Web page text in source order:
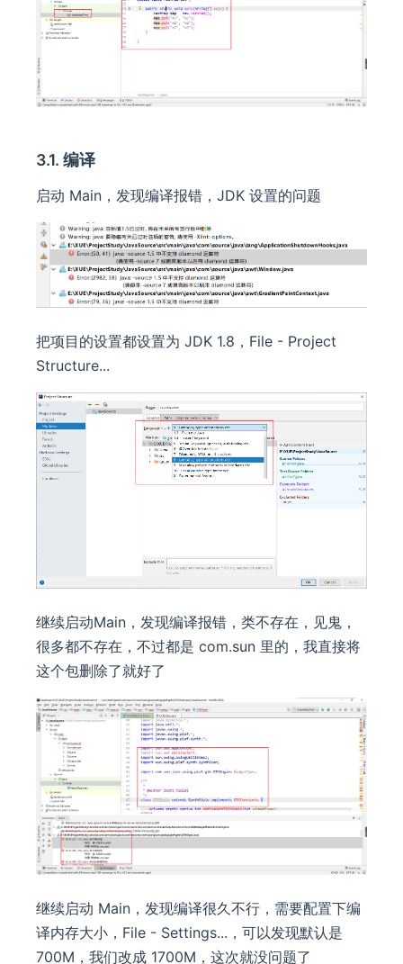
3.1. 编译
启动 Main，发现编译报错，JDK 设置的问题
把项目的设置都设置为 JDK 1.8，File - Project
Structure...
继续启动Main，发现编译报错，类不存在，见鬼，
很多都不存在，不过都是 com.sun 里的，我直接将
这个包删除了就好了
继续启动 Main，发现编译很久不行，需要配置下编
译内存大小，File - Settings...，可以发现默认是
700M，我们改成 1700M，这次就没问题了